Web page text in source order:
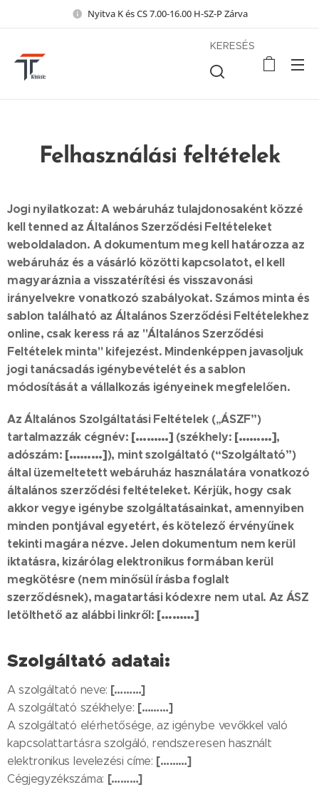
Nyitva K és CS 7.00-16.00 H-SZ-P Zárva
KERESÉS
Felhasználási feltételek
Jogi nyilatkozat: A webáruház tulajdonosaként közzé
kell tenned az Általános Szerződési Feltételeket
weboldaladon. A dokumentum meg kell határozza az
webáruház és a vásárló közötti kapcsolatot, el kell
magyaráznia a visszatérítési és visszavonási
irányelvekre vonatkozó szabályokat. Számos minta és
sablon található az Általános Szerződési Feltételekhez
online, csak keress rá az "Általános Szerződési
Feltételek minta" kifejezést. Mindenképpen javasoljuk
jogi tanácsadás igénybevételét és a sablon
módosítását a vállalkozás igényeinek megfelelően.
Az Általános Szolgáltatási Feltételek („ÁSZF”)
tartalmazzák cégnév: [………] (székhely: [………],
adószám: [………]), mint szolgáltató (“Szolgáltató”)
által üzemeltetett webáruház használatára vonatkozó
általános szerződési feltételeket. Kérjük, hogy csak
akkor vegye igénybe szolgáltatásainkat, amennyiben
minden pontjával egyetért, és kötelező érvényűnek
tekinti magára nézve. Jelen dokumentum nem kerül
iktatásra, kizárólag elektronikus formában kerül
megkötésre (nem minősül írásba foglalt
szerződésnek), magatartási kódexre nem utal. Az ÁSZ
letölthető az alábbi linkről: [………]
Szolgáltató adatai:
A szolgáltató neve: [………]
A szolgáltató székhelye: [………]
A szolgáltató elérhetősége, az igénybe vevőkkel való
kapcsolattartásra szolgáló, rendszeresen használt
elektronikus levelezési címe: [………]
Cégjegyzékszáma: [………]